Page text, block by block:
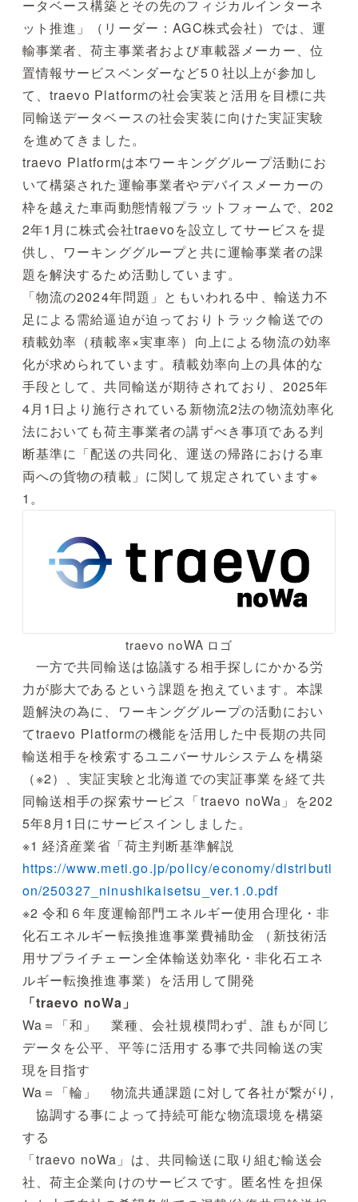
ータベース構築とその先のフィジカルインターネ
ット推進」（リーダー：AGC株式会社）では、運
輸事業者、荷主事業者および車載器メーカー、位
置情報サービスベンダーなど5０社以上が参加し
て、traevo Platformの社会実装と活用を目標に共
同輸送データベースの社会実装に向けた実証実験
を進めてきました。
traevo Platformは本ワーキンググループ活動にお
いて構築された運輸事業者やデバイスメーカーの
枠を越えた車両動態情報プラットフォームで、202
2年1月に株式会社traevoを設立してサービスを提
供し、ワーキンググループと共に運輸事業者の課
題を解決するため活動しています。
「物流の2024年問題」ともいわれる中、輸送力不
足による需給逼迫が迫っておりトラック輸送での
積載効率（積載率×実車率）向上による物流の効率
化が求められています。積載効率向上の具体的な
手段として、共同輸送が期待されており、2025年
4月1日より施行されている新物流2法の物流効率化
法においても荷主事業者の講ずべき事項である判
断基準に「配送の共同化、運送の帰路における車
両への貨物の積載」に関して規定されています※
1。
traevo noWA ロゴ
一方で共同輸送は協議する相手探しにかかる労
力が膨大であるという課題を抱えています。本課
題解決の為に、ワーキンググループの活動におい
てtraevo Platformの機能を活用した中長期の共同
輸送相手を検索するユニバーサルシステムを構築
（※2）、実証実験と北海道での実証事業を経て共
同輸送相手の探索サービス「traevo noWa」を202
5年8月1日にサービスインしました。
※1 経済産業省「荷主判断基準解説
https://www.meti.go.jp/policy/economy/distributi
on/250327_ninushikaisetsu_ver.1.0.pdf
※2 令和６年度運輸部門エネルギー使用合理化・非
化石エネルギー転換推進事業費補助金 （新技術活
用サプライチェーン全体輸送効率化・非化石エネ
ルギー転換推進事業）を活用して開発
「traevo noWa」
Wa＝「和」 業種、会社規模問わず、誰もが同じ
データを公平、平等に活用する事で共同輸送の実
現を目指す
Wa＝「輪」 物流共通課題に対して各社が繋がり,
協調する事によって持続可能な物流環境を構築
する
「traevo noWa」は、共同輸送に取り組む輸送会
社、荷主企業向けのサービスです。匿名性を担保